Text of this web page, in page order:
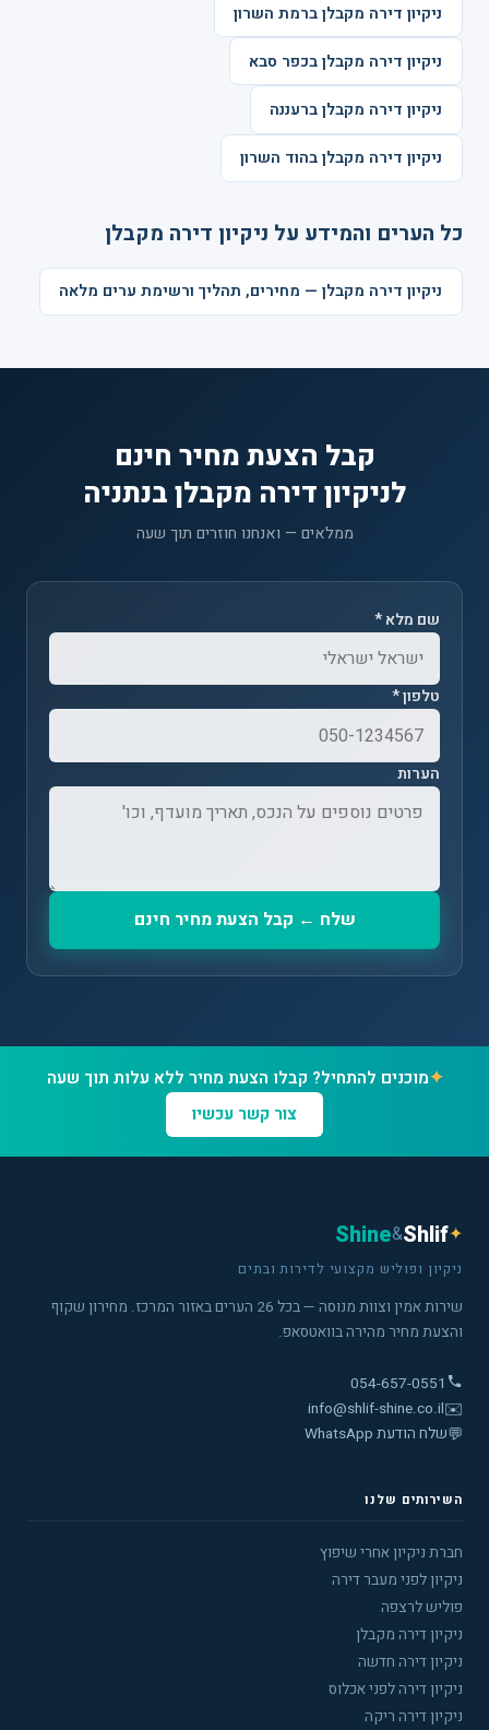
ניקיון דירה מקבלן ברמת השרון
ניקיון דירה מקבלן בכפר סבא
ניקיון דירה מקבלן ברעננה
ניקיון דירה מקבלן בהוד השרון
כל הערים והמידע על ניקיון דירה מקבלן
ניקיון דירה מקבלן — מחירים, תהליך ורשימת ערים מלאה
קבל הצעת מחיר חינם
לניקיון דירה מקבלן בנתניה
ממלאים — ואנחנו חוזרים תוך שעה
שם מלא *
טלפון *
הערות
שלח ← קבל הצעת מחיר חינם
✦מוכנים להתחיל? קבלו הצעת מחיר ללא עלות תוך שעה
צור קשר עכשיו
✦
Shlif
&
Shine
ניקיון ופוליש מקצועי לדירות ובתים
שירות אמין וצוות מנוסה — בכל 26 הערים באזור המרכז. מחירון שקוף
והצעת מחיר מהירה בוואטסאפ.
054-657-0551
✉️
info@shlif-shine.co.il
💬שלח הודעת WhatsApp
השירותים שלנו
חברת ניקיון אחרי שיפוץ
ניקיון לפני מעבר דירה
פוליש לרצפה
ניקיון דירה מקבלן
ניקיון דירה חדשה
ניקיון דירה לפני אכלוס
ניקיון דירה ריקה